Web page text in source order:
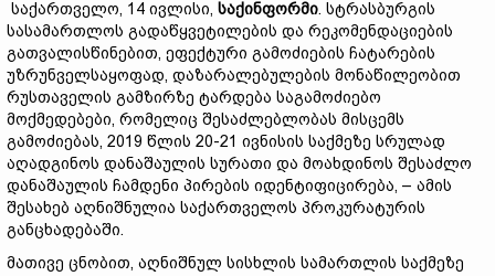
საქართველო, 14 ივლისი, საქინფორმი. სტრასბურგის
სასამართლოს გადაწყვეტილების და რეკომენდაციების
გათვალისწინებით, ეფექტური გამოძიების ჩატარების
უზრუნველსაყოფად, დაზარალებულების მონაწილეობით
რუსთაველის გამზირზე ტარდება საგამოძიებო
მოქმედებები, რომელიც შესაძლებლობას მისცემს
გამოძიებას, 2019 წლის 20-21 ივნისის საქმეზე სრულად
აღადგინოს დანაშაულის სურათი და მოახდინოს შესაძლო
დანაშაულის ჩამდენი პირების იდენტიფიცირება, – ამის
შესახებ აღნიშნულია საქართველოს პროკურატურის
განცხადებაში.
მათივე ცნობით, აღნიშნულ სისხლის სამართლის საქმეზე